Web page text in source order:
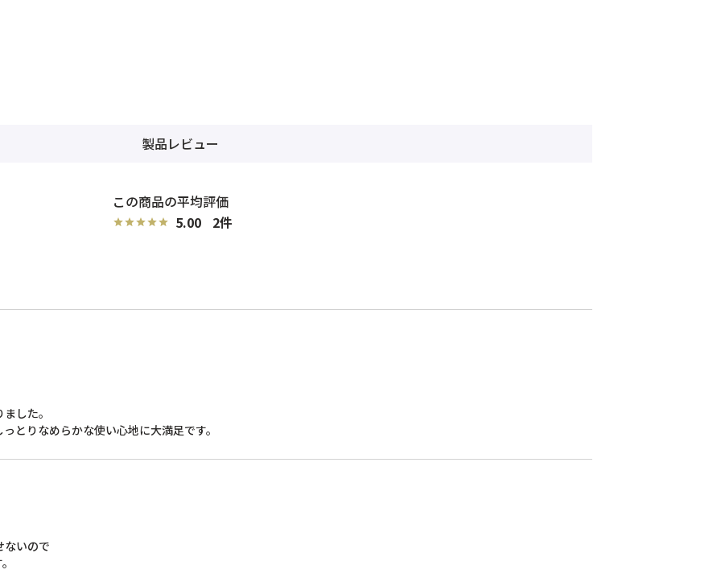
製品レビュー
5.00 2
した。
とりなめらかな使い心地に大満足です。
ないので